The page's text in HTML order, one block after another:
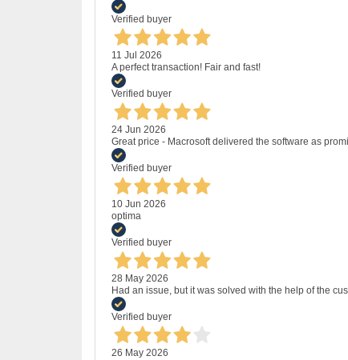
Verified buyer
11 Jul 2026
A perfect transaction! Fair and fast!
Verified buyer
24 Jun 2026
Great price - Macrosoft delivered the software as
Verified buyer
10 Jun 2026
optima
Verified buyer
28 May 2026
Had an issue, but it was solved with the help of the
Verified buyer
26 May 2026